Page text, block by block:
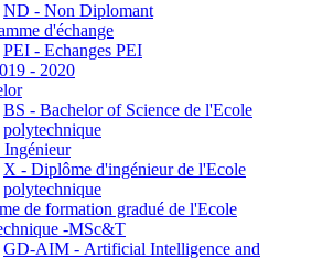
ND - Non Diplomant
d'échange
PEI - Echanges PEI
- 2020
BS - Bachelor of Science de l'Ecole
polytechnique
X - Diplôme d'ingénieur de l'Ecole
polytechnique
de formation gradué de l'Ecole
-MSc&T
GD-AIM - Artificial Intelligence and